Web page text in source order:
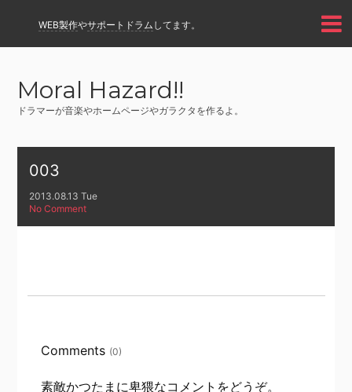
WEB製作やサポートドラム してます。
Moral Hazard!!
ドラマーが音楽やホームページやガラクタを作るよ。
003
2013.08.13 Tue
No Comment
Comments (0)
素敵かつたまに卑猥なコメントをどうぞ。